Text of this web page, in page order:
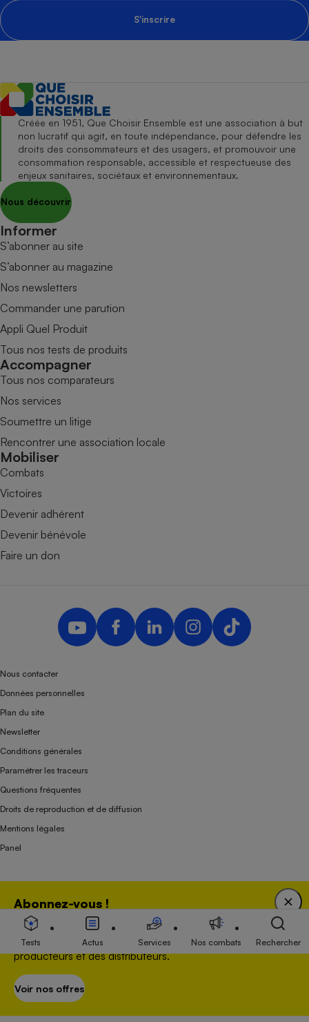
S'inscrire
Abonnez-vous !
Bénéficiez d'une expertise unique tout en soutenant
une association 100 % indépendante de l'Etat, des
producteurs et des distributeurs.
Voir nos offres
Créée en 1951, Que Choisir Ensemble est une association à but
non lucratif qui agit, en toute indépendance, pour défendre les
droits des consommateurs et des usagers, et promouvoir une
consommation responsable, accessible et respectueuse des
enjeux sanitaires, sociétaux et environnementaux.
Nous découvrir
Informer
S’abonner au site
S’abonner au magazine
Nos newsletters
Commander une parution
Appli Quel Produit
Tous nos tests de produits
Accompagner
Tous nos comparateurs
Nos services
Soumettre un litige
Rencontrer une association locale
Mobiliser
Combats
Victoires
Devenir adhérent
Devenir bénévole
Faire un don
Nous contacter
Données personnelles
Plan du site
Newsletter
Conditions générales
Paramétrer les traceurs
Questions fréquentes
Droits de reproduction et de diffusion
Mentions légales
Panel
Association indépendante de l’État, des syndicats, des producteurs et des
distributeurs depuis 1951.
Tests Actus Services Nos combats Rechercher